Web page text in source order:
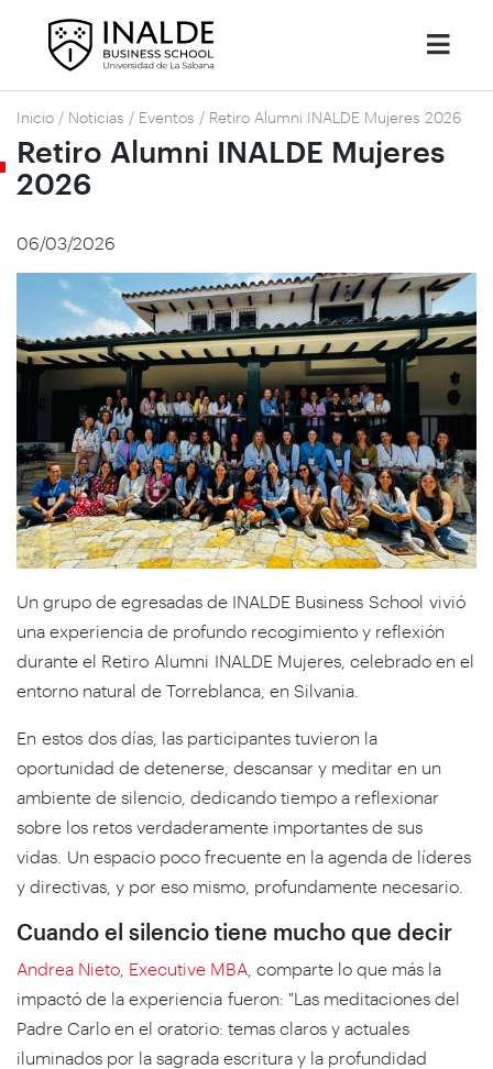
Inicio / Noticias / Eventos / Retiro Alumni INALDE Mujeres 2026
Retiro Alumni INALDE Mujeres
2026
06/03/2026
Un grupo de egresadas de INALDE Business School vivió
una experiencia de profundo recogimiento y reflexión
durante el Retiro Alumni INALDE Mujeres, celebrado en el
entorno natural de Torreblanca, en Silvania.
En estos dos días, las participantes tuvieron la
oportunidad de detenerse, descansar y meditar en un
ambiente de silencio, dedicando tiempo a reflexionar
sobre los retos verdaderamente importantes de sus
vidas. Un espacio poco frecuente en la agenda de líderes
y directivas, y por eso mismo, profundamente necesario.
Cuando el silencio tiene mucho que decir
Andrea Nieto Executive MBA , comparte lo que más la
impactó de la experiencia fueron: "Las meditaciones del
Padre Carlo en el oratorio: temas claros y actuales
iluminados por la sagrada escritura y la profundidad